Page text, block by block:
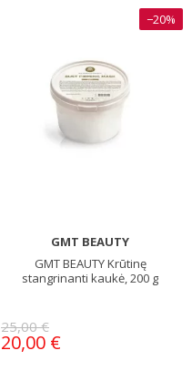
−20%
GMT BEAUTY
GMT BEAUTY Krūtinę
stangrinanti kaukė, 200 g
25,00 €
20,00 €